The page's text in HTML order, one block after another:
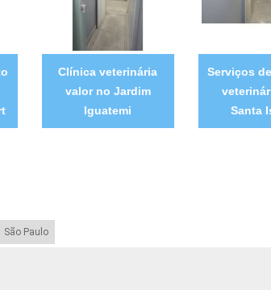
Clínica veterinária
valor no Jardim
Iguatemi
Serviços
Santa
São Paulo